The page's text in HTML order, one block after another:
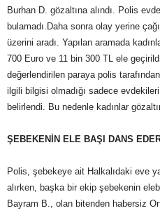
Burhan D. gözaltına alındı. Polis
bulamadı.Daha sonra olay yerine
üzerini aradı. Yapılan aramada
700 Euro ve 11 bin 300 TL ele
değerlendirilen paraya polis
ilgili bilgisi olmadığı sadece
belirlendi. Bu nedenle kadınlar
ŞEBEKENİN ELE BAŞI DANS
Polis, şebekeye ait Halkalıdaki eve
alırken, başka bir ekip şebekenin
Bayram B., olan bitenden habersiz